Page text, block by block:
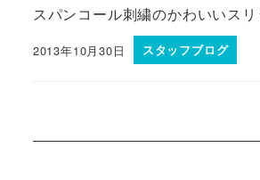
スパンコール刺繍のかわいいス
2013年10月30日 スタッフブログ